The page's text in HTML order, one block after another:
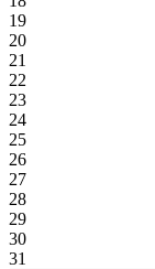
19
20
21
22
23
24
25
26
27
28
29
30
31